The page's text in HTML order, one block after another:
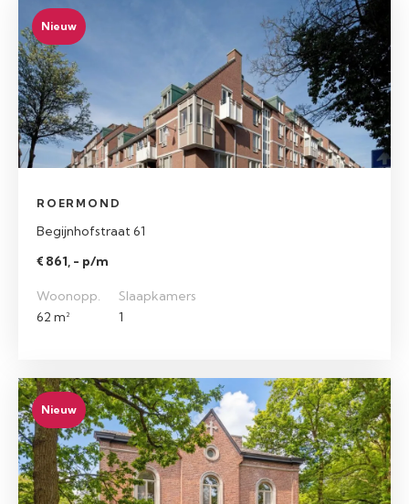
Nieuw
ROERMOND
Begijnhofstraat 61
€ 861, - p/m
Woonopp.
62 m²
Slaapkamers
1
Nieuw